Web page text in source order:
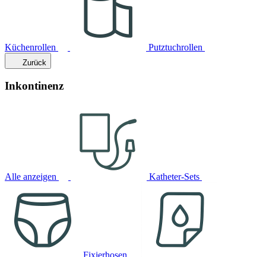
Küchenrollen Putztuchrollen
Zurück
Inkontinenz
Alle anzeigen Katheter-Sets
Fixierhosen